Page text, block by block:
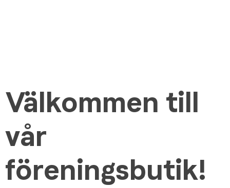
Välkommen till
vår
föreningsbutik!